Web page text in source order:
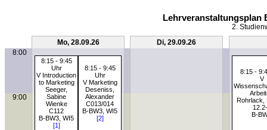
Lehrveranstaltungsplan
2.
Mo, 28.09.26
Di, 29.09.26
8:00
8:15 - 9:45
Uhr
V Introduction
to Marketing
Seeger,
Sabine
Wienke
C112
B-BW3, WI5
[1]
8:15 - 9:45
Uhr
V Marketing
Deseniss,
Alexander
C013/014
B-BW3, WI5
[2]
8:15 -
V
Rohrlack,
B-
9:00